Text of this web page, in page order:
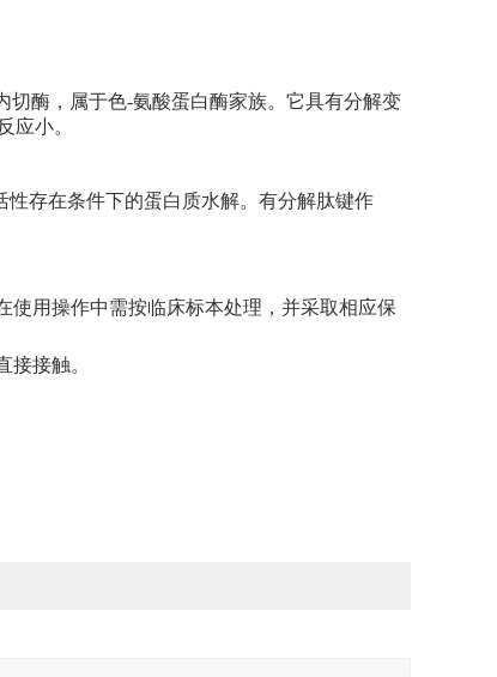
酶，属于色-氨酸蛋白酶家族。它具有分解变
应小。
存在条件下的蛋白质水解。有分解肽键作
使用操作中需按临床标本处理，并采取相应保
接触。